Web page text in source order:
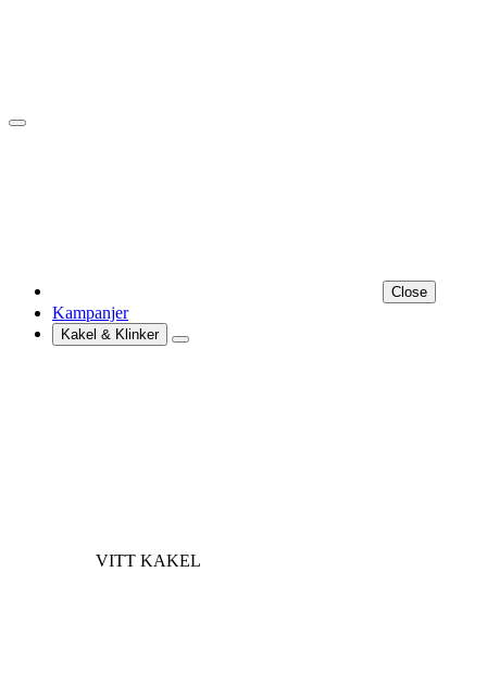
Close
Kampanjer
Kakel & Klinker
VITT KAKEL